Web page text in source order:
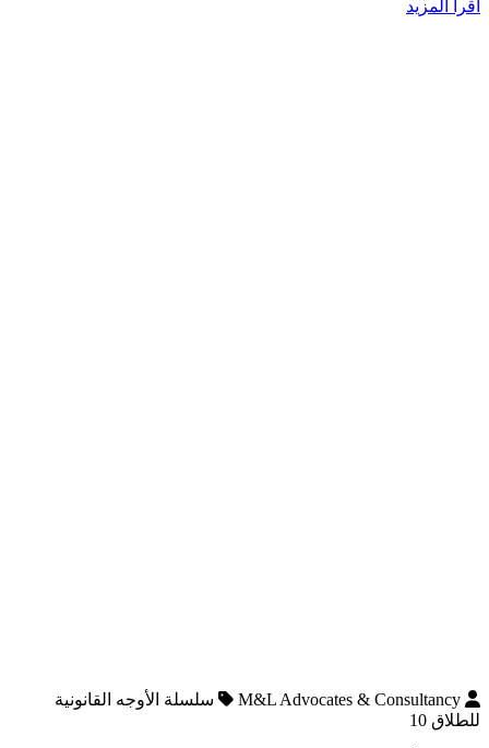
اقرأ المزيد
M&L Advocates & Consultancy
سلسلة الأوجه القانونية
للطلاق 10